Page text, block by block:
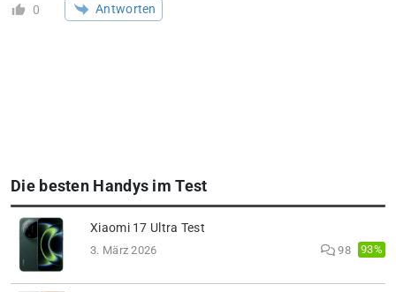
0 Antworten
Die besten Handys im Test
Xiaomi 17 Ultra Test
3. März 2026 98 93%